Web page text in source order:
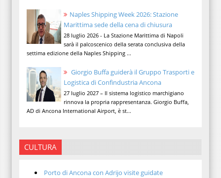
Naples Shipping Week 2026: Stazione
Marittima sede della cena di chiusura
28 luglio 2026 - La Stazione Marittima di Napoli
sarà il palcoscenico della serata conclusiva della
settima edizione della Naples Shipping ...
Giorgio Buffa guiderà il Gruppo Trasporti e
Logistica di Confindustria Ancona
27 luglio 2027 – Il sistema logistico marchigiano
rinnova la propria rappresentanza. Giorgio Buffa,
AD di Ancona International Airport, è st...
CULTURA
Porto di Ancona con Adrijo visite guidate